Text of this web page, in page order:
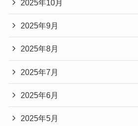
2025年10月
2025年9月
2025年8月
2025年7月
2025年6月
2025年5月